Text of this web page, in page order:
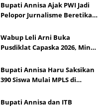
Bupati Annisa Ajak PWI Jadi
Pelopor Jurnalisme Beretika
Wabup Leli Arni Buka
Pusdiklat Capaska 2026, Minta
Negara
Bupati Annisa Haru Saksikan
390 Siswa Mulai MPLS di
Bupati Annisa dan ITB